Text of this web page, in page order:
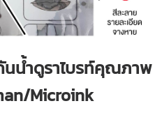
น้ำดูราไบรท์คุณภาพ
Microink